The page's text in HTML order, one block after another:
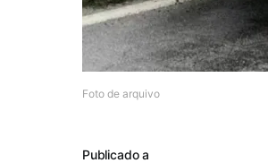
Foto de arquivo
Publicado a